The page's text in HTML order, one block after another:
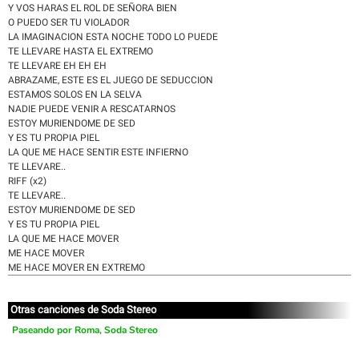
Y VOS HARAS EL ROL DE SEÑORA BIEN
O PUEDO SER TU VIOLADOR
LA IMAGINACION ESTA NOCHE TODO LO PUEDE
TE LLEVARE HASTA EL EXTREMO
TE LLEVARE EH EH EH
ABRAZAME, ESTE ES EL JUEGO DE SEDUCCION
ESTAMOS SOLOS EN LA SELVA
NADIE PUEDE VENIR A RESCATARNOS
ESTOY MURIENDOME DE SED
Y ES TU PROPIA PIEL
LA QUE ME HACE SENTIR ESTE INFIERNO
TE LLEVARE..
RIFF (x2)
TE LLEVARE..
ESTOY MURIENDOME DE SED
Y ES TU PROPIA PIEL
LA QUE ME HACE MOVER
ME HACE MOVER
ME HACE MOVER EN EXTREMO
Otras canciones de Soda Stereo
Paseando por Roma, Soda Stereo